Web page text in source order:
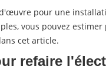
pour une
vous pouvez
cet article.
refaire